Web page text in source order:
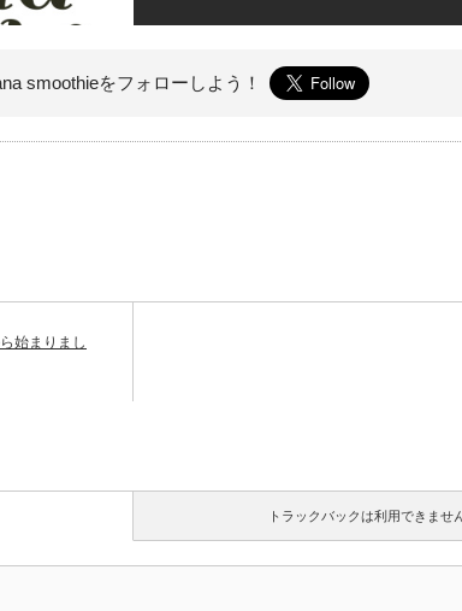
smoothieをフォローしよう！
始まりまし
トラックバックは利用できません